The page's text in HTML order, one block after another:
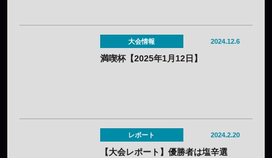
大会情報 2024.12.6
満喫杯【2025年1月12日】
レポート 2024.2.20
【大会レポート】優勝者は塩辛選